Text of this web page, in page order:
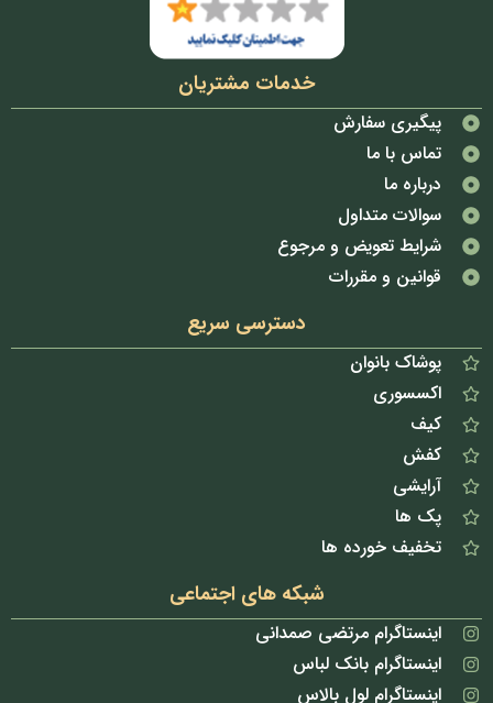
خدمات مشتریان
پیگیری سفارش
تماس با ما
درباره ما
سوالات متداول
شرایط تعویض و مرجوع
قوانین و مقررات
دسترسی سریع
پوشاک بانوان
اکسسوری
کیف
کفش
آرایشی
پک ها
تخفیف خورده ها
شبکه های اجتماعی
اینستاگرام مرتضی صمدانی
اینستاگرام بانک لباس
اینستاگرام لول بالاس